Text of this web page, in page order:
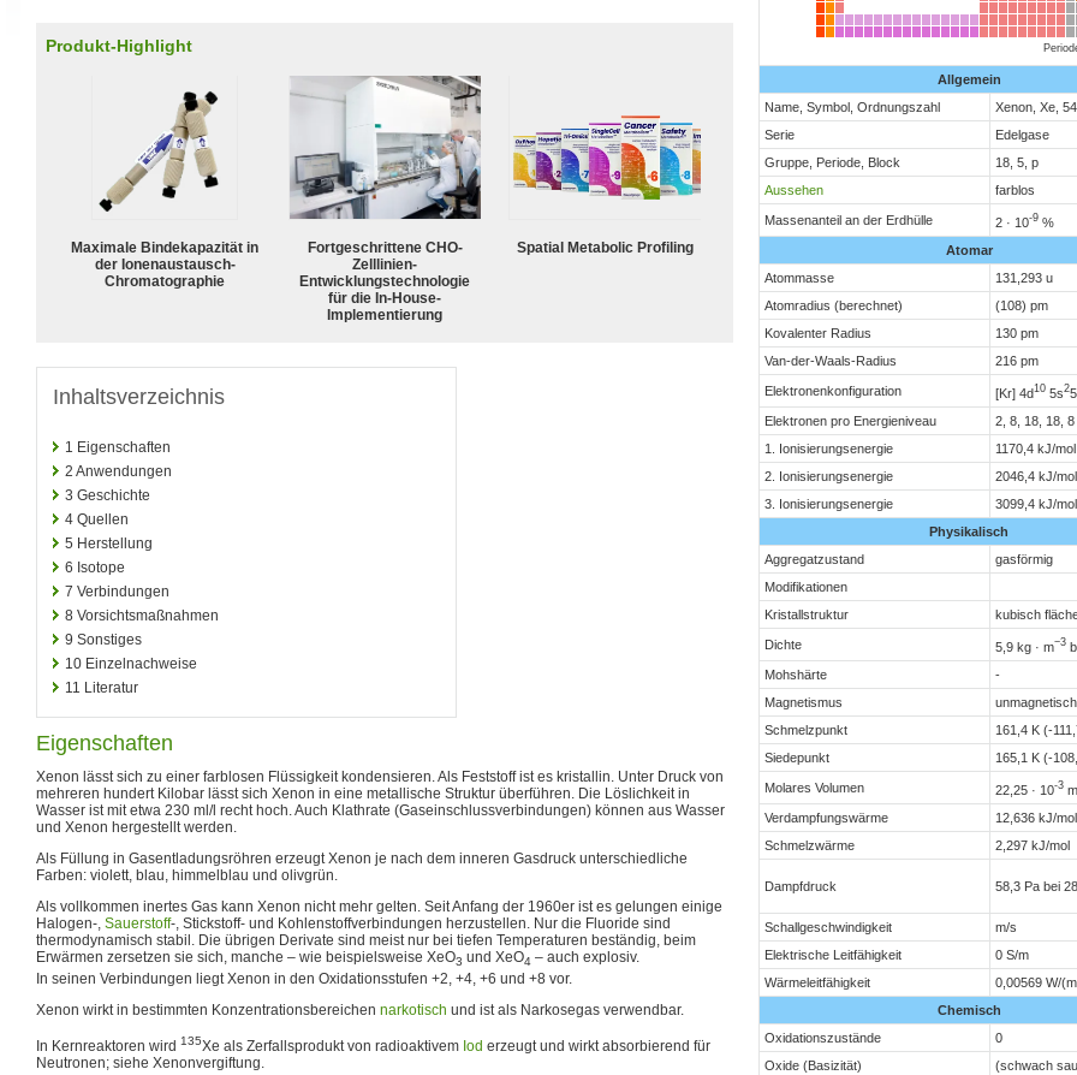
Allgemein
Name, Symbol, Ordnungszahl
Xenon, Xe, 54
Serie
Edelgase
Gruppe, Periode, Block
18, 5, p
Aussehen
farblos
Massenanteil an der Erdhülle 2 · 10-9 %
Atomar
Atommasse
131,293 u
Atomradius (berechnet)
(108) pm
Kovalenter Radius
130 pm
Van-der-Waals-Radius
216 pm
Elektronenkonfiguration [Kr] 4d10 5s2
Elektronen pro Energieniveau
2, 8, 18, 18, 8
1. Ionisierungsenergie
1170,4 kJ/mol
2. Ionisierungsenergie
2046,4 kJ/mol
3. Ionisierungsenergie
3099,4 kJ/mol
Physikalisch
Aggregatzustand
gasförmig
Modifikationen
Kristallstruktur
kubisch
Dichte 5,9 kg · m−3
Mohshärte
-
Magnetismus
unmagnetisch
Schmelzpunkt
161,4 K (-
Siedepunkt
165,1 K (-
Molares Volumen 22,25 · 10-3 m
Verdampfungswärme
12,636 kJ/mol
Schmelzwärme
2,297 kJ/mol
Dampfdruck 58,3 Pa bei
Schallgeschwindigkeit
m/s
Elektrische Leitfähigkeit
0 S/m
Wärmeleitfähigkeit
0,00569 W/(m
Chemisch
Oxidationszustände
0
Oxide (Basizität)
(schwach
Produkt-Highlight
Maximale Bindekapazität in
der Ionenaustausch-
Chromatographie
Fortgeschrittene CHO-
Zelllinien-
Entwicklungstechnologie
für die In-House-
Implementierung
Spatial Metabolic Profiling
Inhaltsverzeichnis
1 Eigenschaften
2 Anwendungen
3 Geschichte
4 Quellen
5 Herstellung
6 Isotope
7 Verbindungen
8 Vorsichtsmaßnahmen
9 Sonstiges
10 Einzelnachweise
11 Literatur
Eigenschaften
Xenon lässt sich zu einer farblosen Flüssigkeit kondensieren. Als Feststoff ist es kristallin. Unter Druck von
mehreren hundert Kilobar lässt sich Xenon in eine metallische Struktur überführen. Die Löslichkeit in
Wasser ist mit etwa 230 ml/l recht hoch. Auch Klathrate (Gaseinschlussverbindungen) können aus Wasser
und Xenon hergestellt werden.
Als Füllung in Gasentladungsröhren erzeugt Xenon je nach dem inneren Gasdruck unterschiedliche
Farben: violett, blau, himmelblau und olivgrün.
Als vollkommen inertes Gas kann Xenon nicht mehr gelten. Seit Anfang der 1960er ist es gelungen einige
Halogen-, Sauerstoff-, Stickstoff- und Kohlenstoffverbindungen herzustellen. Nur die Fluoride sind
thermodynamisch stabil. Die übrigen Derivate sind meist nur bei tiefen Temperaturen beständig, beim
Erwärmen zersetzen sie sich, manche – wie beispielsweise XeO3 und XeO4 – auch explosiv.
In seinen Verbindungen liegt Xenon in den Oxidationsstufen +2, +4, +6 und +8 vor.
Xenon wirkt in bestimmten Konzentrationsbereichen narkotisch und ist als Narkosegas verwendbar.
In Kernreaktoren wird 135Xe als Zerfallsprodukt von radioaktivem Iod erzeugt und wirkt absorbierend für
Neutronen; siehe Xenonvergiftung.